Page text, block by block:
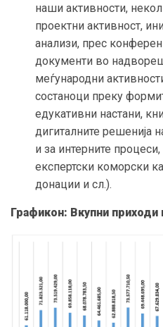
наши активности,
проектни активност,
анализи, прес
документи во
меѓународни
состаноци преку
едукативни настани,
дигиталните решенија
и за интерните
експертски коморски
донации и сл.).
Графикон: Вкупни приходи